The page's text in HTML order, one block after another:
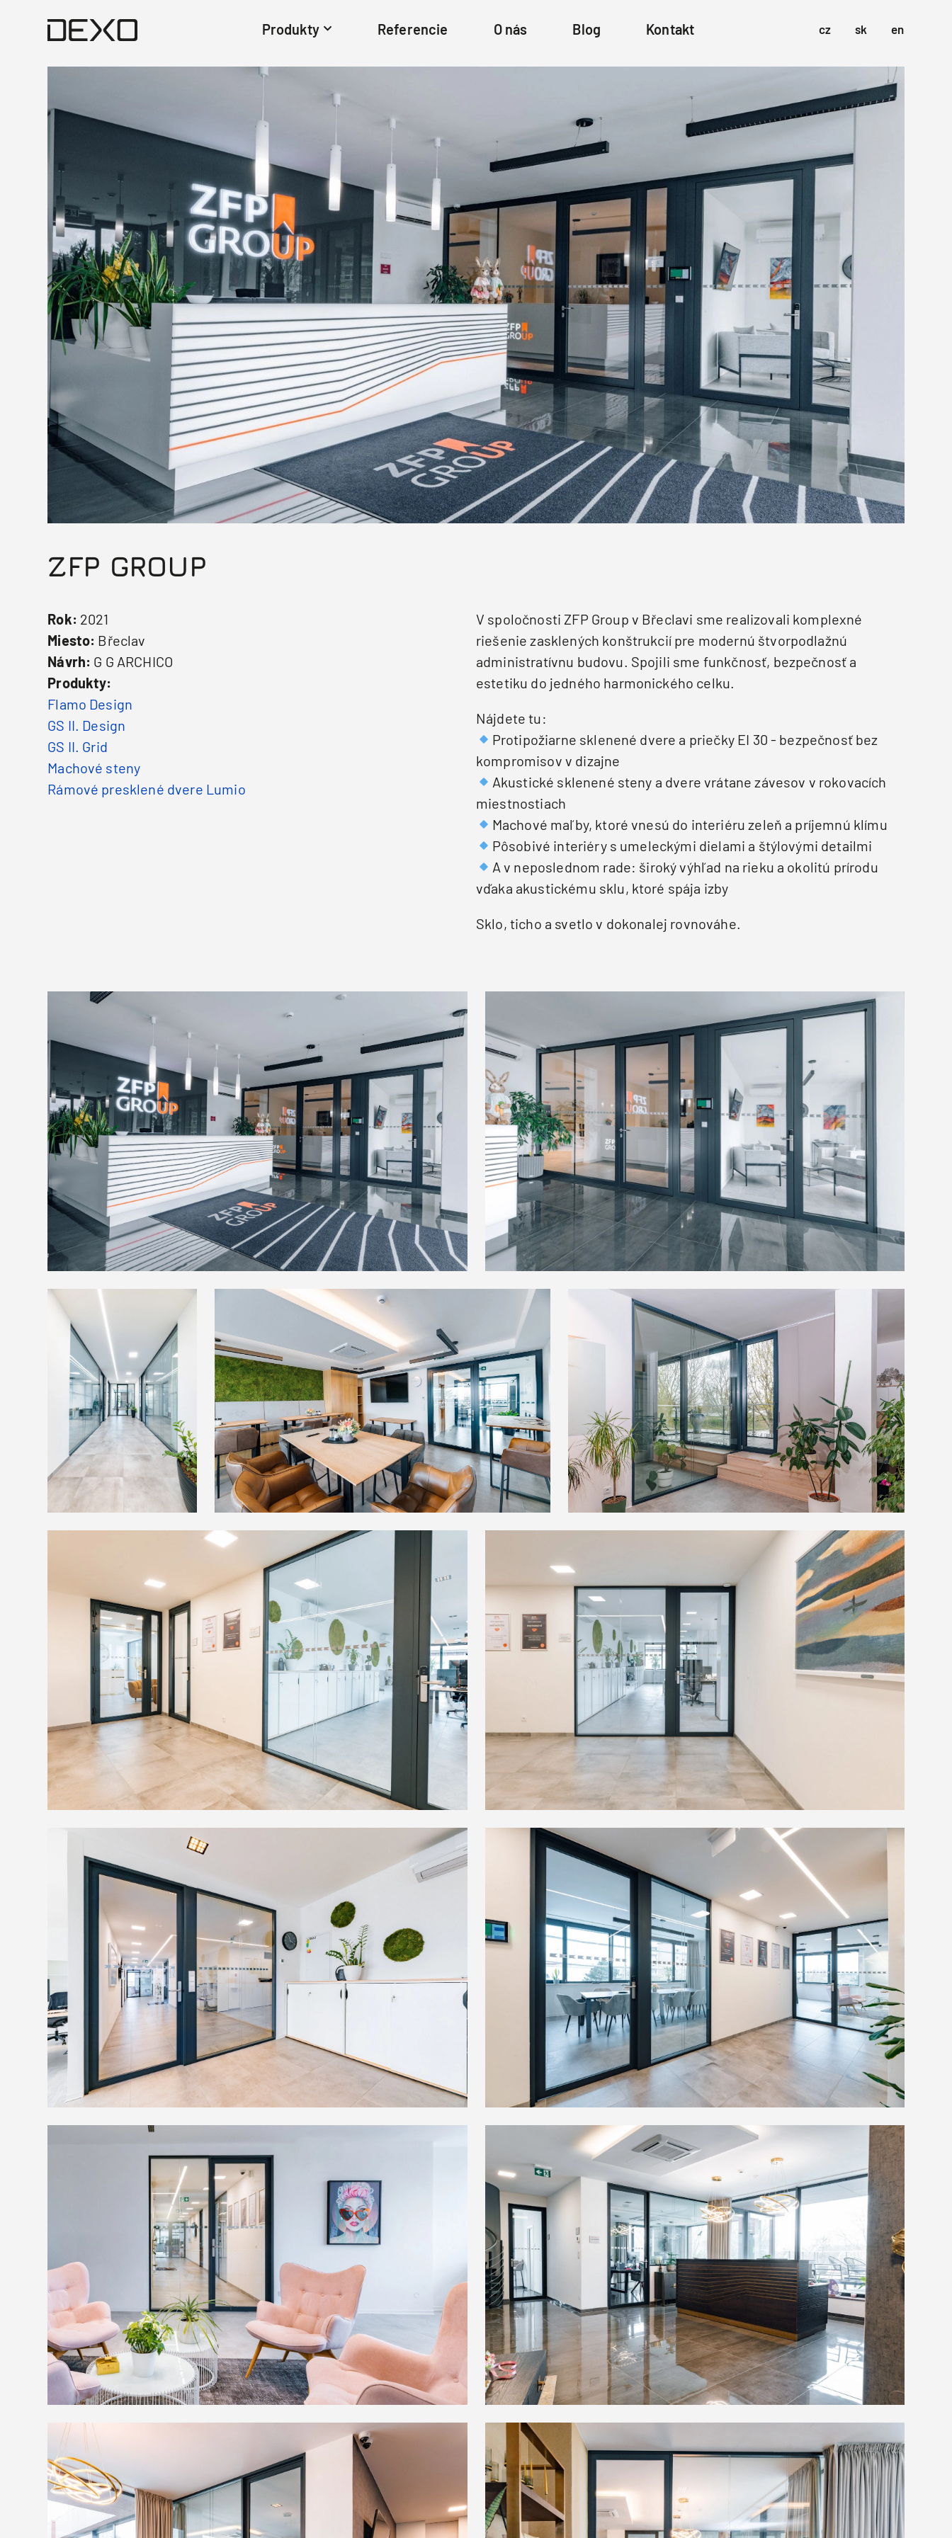
Produkty Referencie O nás Blog Kontakt cz sk en
ZFP GROUP
Rok: 2021
Miesto: Břeclav
Návrh: G G ARCHICO
Produkty:
Flamo Design
GS II. Design
GS II. Grid
Machové steny
Rámové presklené dvere Lumio
V spoločnosti ZFP Group v Břeclavi sme realizovali komplexné
riešenie zasklených konštrukcií pre modernú štvorpodlažnú
administratívnu budovu. Spojili sme funkčnosť, bezpečnosť a
estetiku do jedného harmonického celku.
Nájdete tu:
Protipožiarne sklenené dvere a priečky EI 30 - bezpečnosť bez
kompromisov v dizajne
Akustické sklenené steny a dvere vrátane závesov v rokovacích
miestnostiach
Machové maľby, ktoré vnesú do interiéru zeleň a príjemnú klímu
Pôsobivé interiéry s umeleckými dielami a štýlovými detailmi
A v neposlednom rade: široký výhľad na rieku a okolitú prírodu
vďaka akustickému sklu, ktoré spája izby
Sklo, ticho a svetlo v dokonalej rovnováhe.